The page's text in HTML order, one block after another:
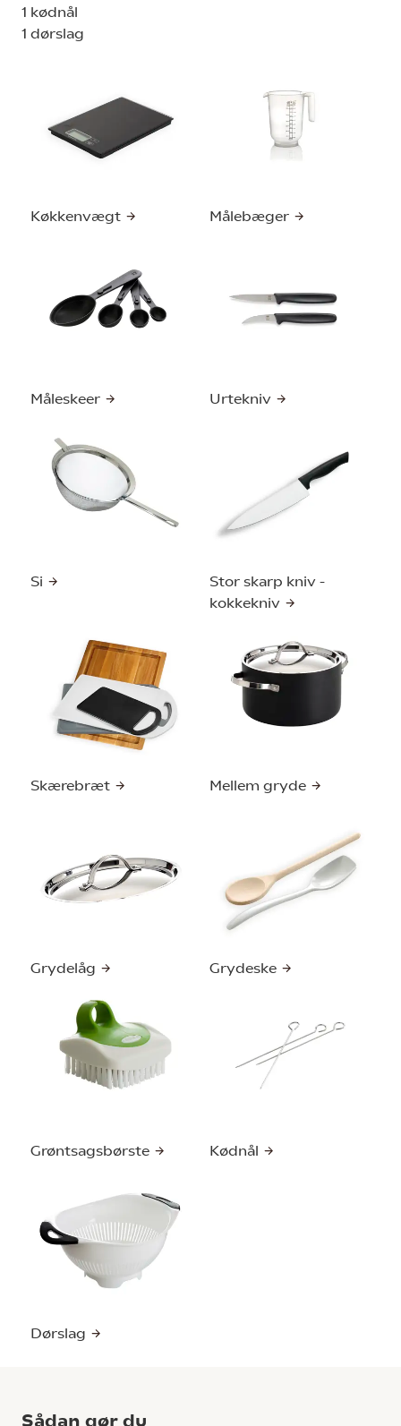
1 kødnål
1 dørslag
Køkkenvægt Målebæger
Måleskeer Urtekniv
Si
Stor skarp kniv -
kokkekniv
Skærebræt Mellem gryde
Grydelåg Grydeske
Grøntsagsbørste Kødnål
Dørslag
Sådan gør du